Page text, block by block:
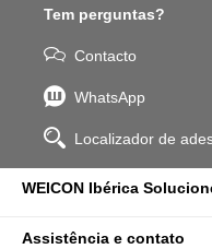
Tem perguntas?
Contacto
WhatsApp
Localizador de
WEICON Ibérica
Assistência e contato